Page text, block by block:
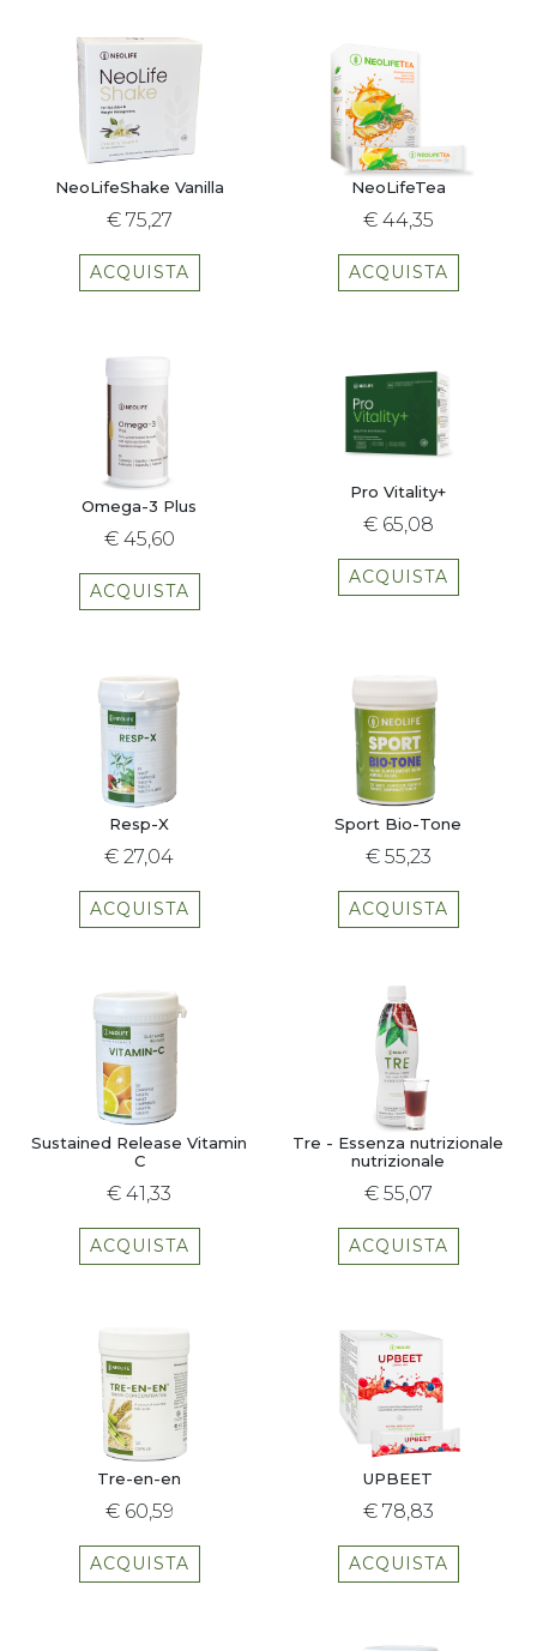
NeoLifeShake Vanilla
€ 75,27
ACQUISTA
NeoLifeTea
€ 44,35
ACQUISTA
Omega-3 Plus
€ 45,60
ACQUISTA
Pro Vitality+
€ 65,08
ACQUISTA
Resp-X
€ 27,04
ACQUISTA
Sport Bio-Tone
€ 55,23
ACQUISTA
Sustained Release Vitamin
C
€ 41,33
ACQUISTA
Tre - Essenza nutrizionale
nutrizionale
€ 55,07
ACQUISTA
Tre-en-en
€ 60,59
ACQUISTA
UPBEET
€ 78,83
ACQUISTA